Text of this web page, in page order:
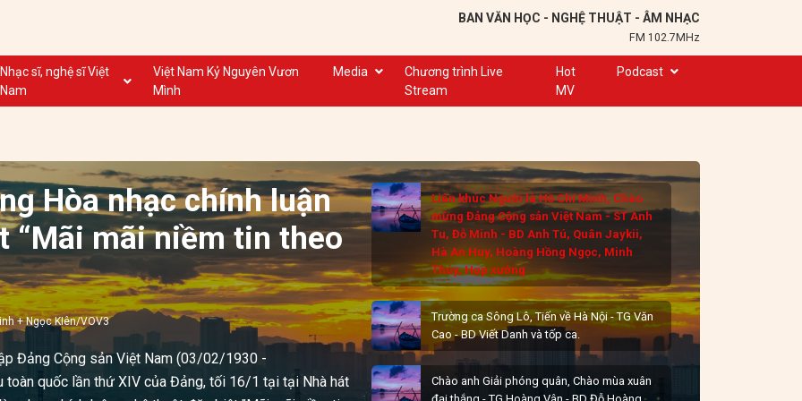
BAN VĂN HỌC - NGHỆ THUẬT - ÂM NHẠC
FM 102.7MHz
Nhạc sĩ, nghệ sĩ Việt
Nam
Nghệ sĩ biểu diễn VN
Nhạc sĩ, nghệ sĩ VOV
Việt Nam Kỷ Nguyên Vươn
Mình
Media
Dân ca
Nước ngoài
Chương trình Live
Stream
Hot
MV
Podcast
Trạm 102,7
Ơn nghĩa sinh thành
Nơi lưu giữ hồn Việt
Hành trình sáng tạo
Kể chuyện và hát ru
Hòa nhạc chính luận
“Mãi mãi niềm tin theo
+ Ngọc KIên/VOV3
Đảng Cộng sản Việt Nam (03/02/1930 -
quốc lần thứ XIV của Đảng, tối 16/1 tại tại Nhà hát
Liên khúc Người là Hồ Chí Minh, Chào
mừng Đảng Cộng sản Việt Nam - ST Anh
Tu, Đỗ Minh - BD Anh Tú, Quân Jaykii,
Hà An Huy, Hoàng Hồng Ngọc, Minh
Thúy, Hợp xướng
Trường ca Sông Lô, Tiến về Hà Nội - TG Văn
Cao - BD Viết Danh và tốp ca.
Chào anh Giải phóng quân, Chào mùa xuân